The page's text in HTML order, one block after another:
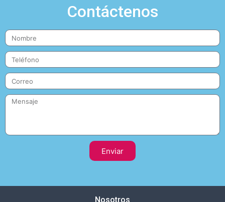
Contáctenos
Enviar
Nosotros